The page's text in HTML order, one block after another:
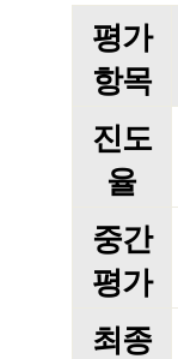
평가
항목
진도
율
중간
평가
최종